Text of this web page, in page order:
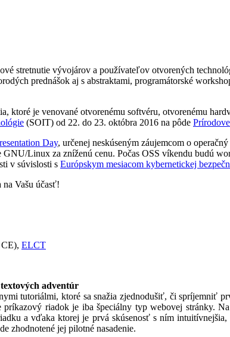
stretnutie vývojárov a používateľov otvorených
prednášok aj s abstraktami, programátorské
ktoré je venované otvorenému softvéru, otvorenému
(SOIT) od 22. do 23. októbra 2016 na pôde
Day, určenej neskúseným záujemcom o
GNU/Linux za zníženú cenu. Počas OSS víkendu budú
v súvislosti s Európskym mesiacom kybernetickej
na Vašu účasť!
ELCT
adventúr
tutoriálmi, ktoré sa snažia zjednodušiť, či spríjemniť
riadok je iba špeciálny typ webovej stránky.
a vďaka ktorej je prvá skúsenosť s ním
zhodnotené jej pilotné nasadenie.